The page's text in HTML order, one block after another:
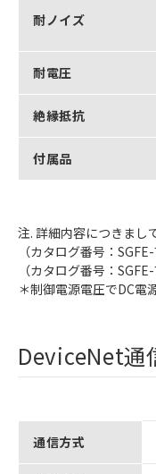
耐ノイズ
耐電圧
絶縁抵抗
付属品
注. 詳細内容につきまし
（カタログ番号：
（カタログ番号：
＊制御電源電圧でDC電
DeviceNet通
通信方式